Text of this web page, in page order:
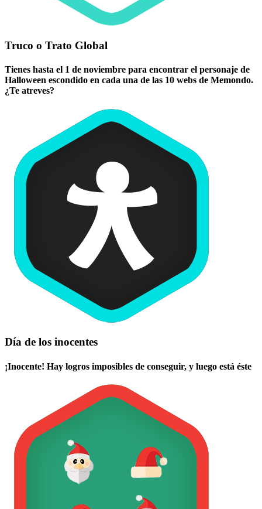
Truco o Trato Global
Tienes hasta el 1 de noviembre para encontrar el personaje de
Halloween escondido en cada una de las 10 webs de Memondo.
¿Te atreves?
Día de los inocentes
¡Inocente! Hay logros imposibles de conseguir, y luego está éste